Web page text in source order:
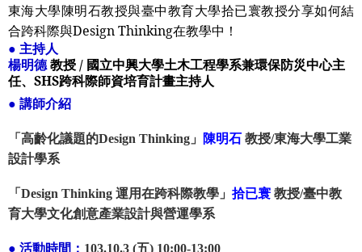
東海大學陳明石教授與臺中教育大學拾已寰教授分享如何結
合跨科際與Design Thinking在教學中！
● 主持人
楊明德教授 / 國立中興大學土木工程學系兼環保防災中心主
任、SHS跨科際師資培育計畫主持人
● 講師介紹
「高齡化議題的Design Thinking」 陳明石 教授/東海大學工業
設計學系
「Design Thinking 運用在跨科際教學」 拾已寰 教授/臺中教
育大學文化創意產業設計與營運學系
● 活動時間： 103.10.3 (五) 10:00-13:00